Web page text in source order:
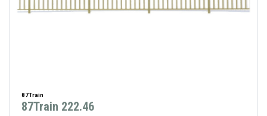
87Train
87Train 222.46